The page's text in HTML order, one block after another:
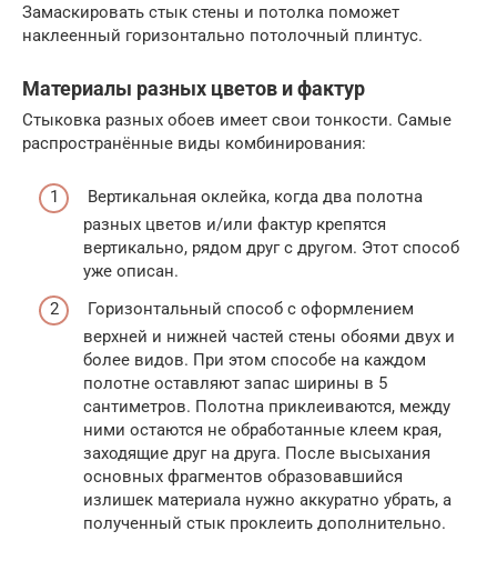
Замаскировать стык стены и потолка поможет
наклеенный горизонтально потолочный плинтус.
Материалы разных цветов и фактур
Стыковка разных обоев имеет свои тонкости. Самые
распространённые виды комбинирования:
Вертикальная оклейка, когда два полотна
разных цветов и/или фактур крепятся
вертикально, рядом друг с другом. Этот способ
уже описан.
Горизонтальный способ с оформлением
верхней и нижней частей стены обоями двух и
более видов. При этом способе на каждом
полотне оставляют запас ширины в 5
сантиметров. Полотна приклеиваются, между
ними остаются не обработанные клеем края,
заходящие друг на друга. После высыхания
основных фрагментов образовавшийся
излишек материала нужно аккуратно убрать, а
полученный стык проклеить дополнительно.